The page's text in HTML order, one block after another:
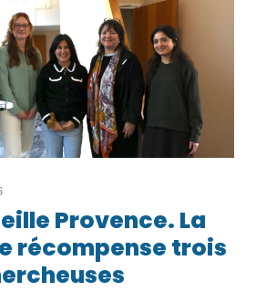
Provence. La
récompense trois